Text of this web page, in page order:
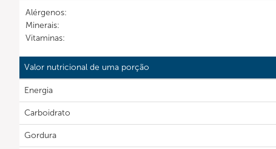
Alérgenos:
Minerais:
Vitaminas:
Valor nutricional de uma porção
Energia
Carboidrato
Gordura